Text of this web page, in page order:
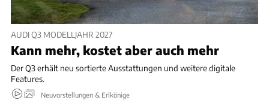
AUDI Q3 MODELLJAHR 2027
Kann mehr, kostet aber auch mehr
Der Q3 erhält neu sortierte Ausstattungen und weitere digitale
Features.
Neuvorstellungen & Erlkönige